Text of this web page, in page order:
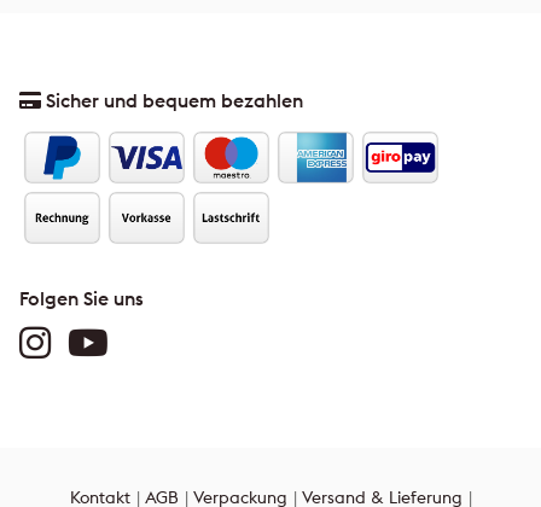
Sicher und bequem bezahlen
Folgen Sie uns
Kontakt AGB Verpackung Versand & Lieferung